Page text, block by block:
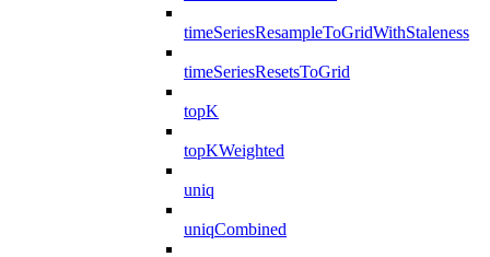
timeSeriesResampleToGridWithStaleness
timeSeriesResetsToGrid
topK
topKWeighted
uniq
uniqCombined